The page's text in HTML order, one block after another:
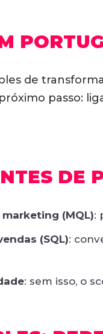
de
passo:
DE
(MQL):
(SQL):
: sem isso, o